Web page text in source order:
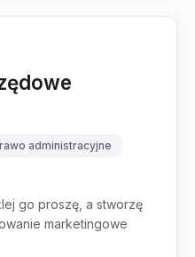
administracyjne
go proszę, a stworzę
marketingowe